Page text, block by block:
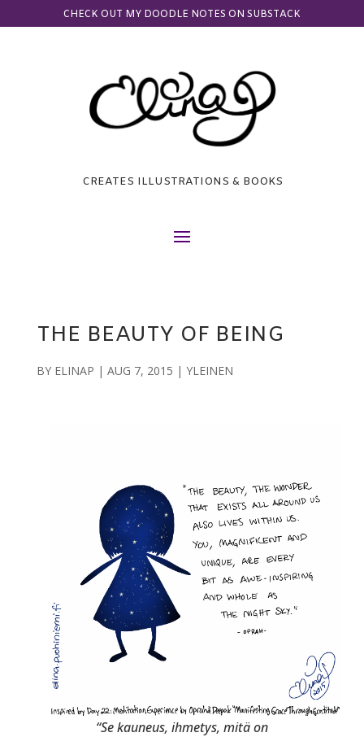
CHECK OUT MY DOODLE NOTES ON SUBSTACK
CREATES ILLUSTRATIONS & BOOKS
THE BEAUTY OF BEING
BY ELINAP | AUG 7, 2015 | YLEINEN
“Se kauneus, ihmetys, mitä on